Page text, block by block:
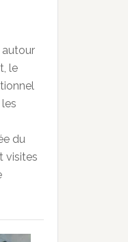
autour
le
du
visites